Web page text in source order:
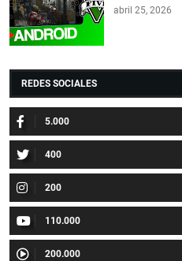
abril 25, 2026
REDES SOCIALES
5.000
400
200
110.000
200.000